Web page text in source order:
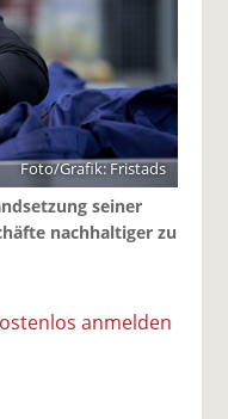
Foto/Grafik: Fristads
seiner
nachhaltiger zu
anmelden